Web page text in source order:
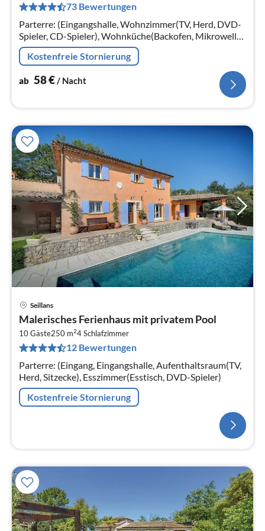
73 Bewertungen
Parterre: (Eingangshalle, Wohnzimmer(TV, Herd, DVD-
Spieler, CD-Spieler), Wohnküche(Backofen, Mikrowelle,
Kühlschrank, Tiefkühlschrank),
Schlafzimmer(Doppelbett)
Kostenfreie Stornierung
ab 58€/ Nacht
Seillans
Malerisches Ferienhaus mit privatem Pool
10 Gäste250 m24Schlafzimmer
12 Bewertungen
Parterre: (Eingang, Eingangshalle, Aufenthaltsraum(TV,
Herd, Sitzecke), Esszimmer(Esstisch, DVD-Spieler)
Kostenfreie Stornierung